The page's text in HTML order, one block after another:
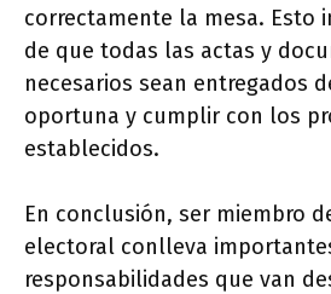
correctamente la mesa. Esto
de que todas las actas y
necesarios sean entregados
oportuna y cumplir con los
establecidos.
En conclusión, ser miembro
electoral conlleva
responsabilidades que van